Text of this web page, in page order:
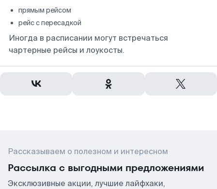
прямым рейсом
рейс с пересадкой
Иногда в расписании могут встречаться
чартерные рейсы и лоукосты.
Рассказываем о полезном и интересном
Рассылка с выгодными предложениями
Эксклюзивные акции, лучшие лайфхаки,